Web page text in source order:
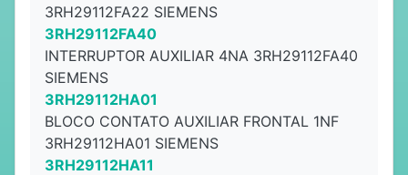
3RH29112FA22 SIEMENS
3RH29112FA40
INTERRUPTOR AUXILIAR 4NA 3RH29112FA40
SIEMENS
3RH29112HA01
BLOCO CONTATO AUXILIAR FRONTAL 1NF
3RH29112HA01 SIEMENS
3RH29112HA11